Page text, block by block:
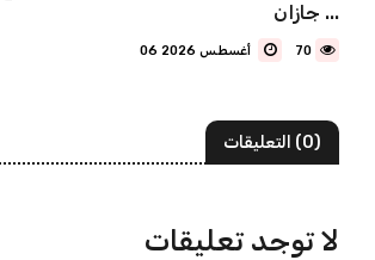
جازان ...
70
(0) التعليقات
لا توجد تعليقات